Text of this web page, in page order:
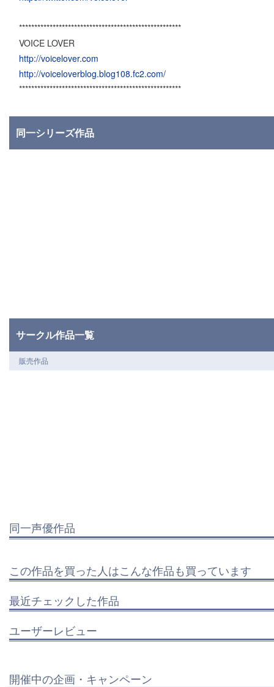
*****************************************************
VOICE LOVER
http://voicelover.com
http://voiceloverblog.blog108.fc2.com/
*****************************************************
同一シリーズ作品
サークル作品一覧
販売作品
同一声優作品
この作品を買った人はこんな作品も買っています
最近チェックした作品
ユーザーレビュー
開催中の企画・キャンペーン